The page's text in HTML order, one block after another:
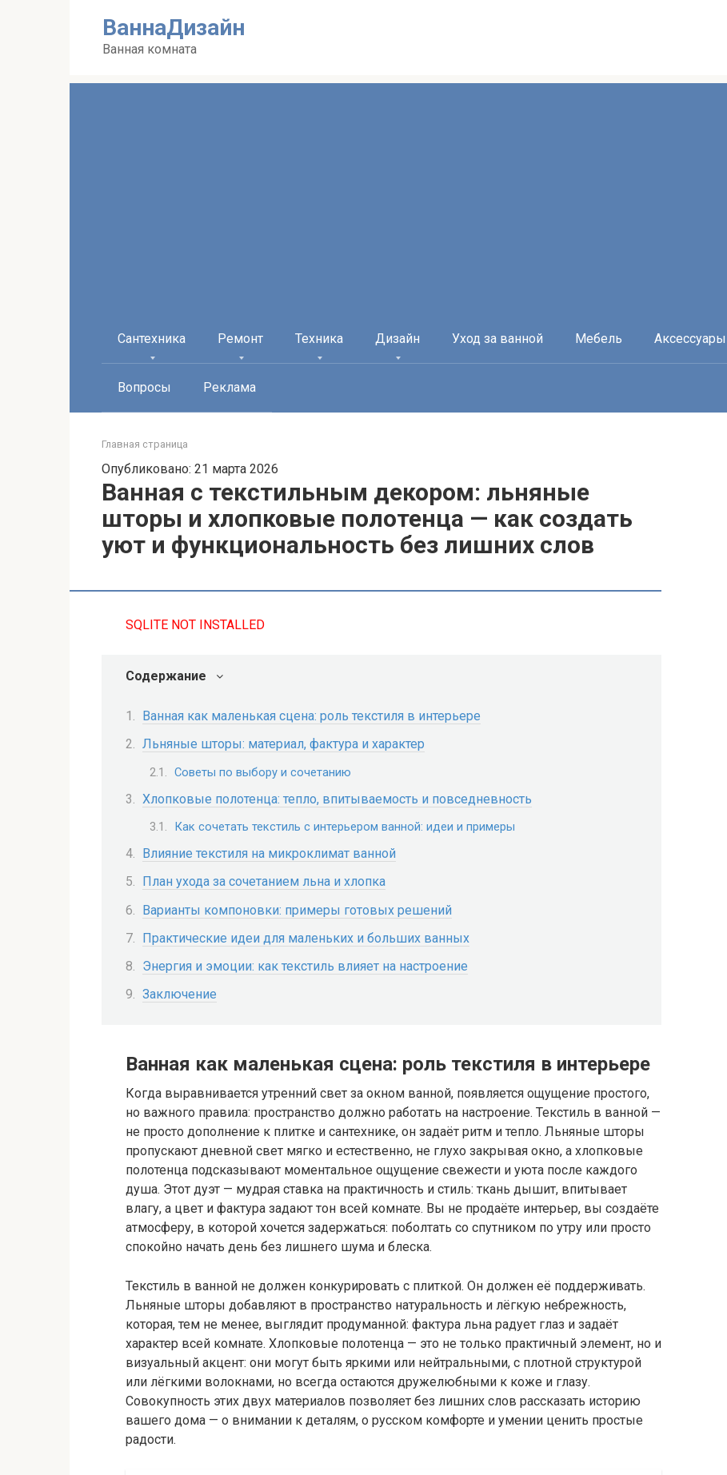
ВаннаДизайн
Ванная комната
Сантехника Ремонт Техника Дизайн Уход за ванной Мебель Аксессуары
Вопросы Реклама
Главная страница
Опубликовано: 21 марта 2026
Ванная с текстильным декором: льняные
шторы и хлопковые полотенца — как создать
уют и функциональность без лишних слов
SQLITE NOT INSTALLED
Содержание
Ванная как маленькая сцена: роль текстиля в интерьере
Льняные шторы: материал, фактура и характер
Советы по выбору и сочетанию
Хлопковые полотенца: тепло, впитываемость и повседневность
Как сочетать текстиль с интерьером ванной: идеи и примеры
Влияние текстиля на микроклимат ванной
План ухода за сочетанием льна и хлопка
Варианты компоновки: примеры готовых решений
Практические идеи для маленьких и больших ванных
Энергия и эмоции: как текстиль влияет на настроение
Заключение
Ванная как маленькая сцена: роль текстиля в интерьере
Когда выравнивается утренний свет за окном ванной, появляется ощущение простого,
но важного правила: пространство должно работать на настроение. Текстиль в ванной —
не просто дополнение к плитке и сантехнике, он задаёт ритм и тепло. Льняные шторы
пропускают дневной свет мягко и естественно, не глухо закрывая окно, а хлопковые
полотенца подсказывают моментальное ощущение свежести и уюта после каждого
душа. Этот дуэт — мудрая ставка на практичность и стиль: ткань дышит, впитывает
влагу, а цвет и фактура задают тон всей комнате. Вы не продаёте интерьер, вы создаёте
атмосферу, в которой хочется задержаться: поболтать со спутником по утру или просто
спокойно начать день без лишнего шума и блеска.
Текстиль в ванной не должен конкурировать с плиткой. Он должен её поддерживать.
Льняные шторы добавляют в пространство натуральность и лёгкую небрежность,
которая, тем не менее, выглядит продуманной: фактура льна радует глаз и задаёт
характер всей комнате. Хлопковые полотенца — это не только практичный элемент, но и
визуальный акцент: они могут быть яркими или нейтральными, с плотной структурой
или лёгкими волокнами, но всегда остаются дружелюбными к коже и глазу.
Совокупность этих двух материалов позволяет без лишних слов рассказать историю
вашего дома — о внимании к деталям, о русском комфорте и умении ценить простые
радости.